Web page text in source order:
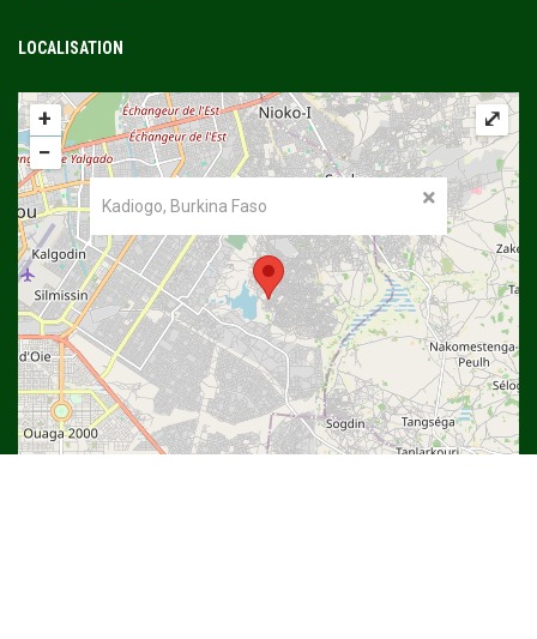
LOCALISATION
Kadiogo, Burkina Faso
+
−
⤢